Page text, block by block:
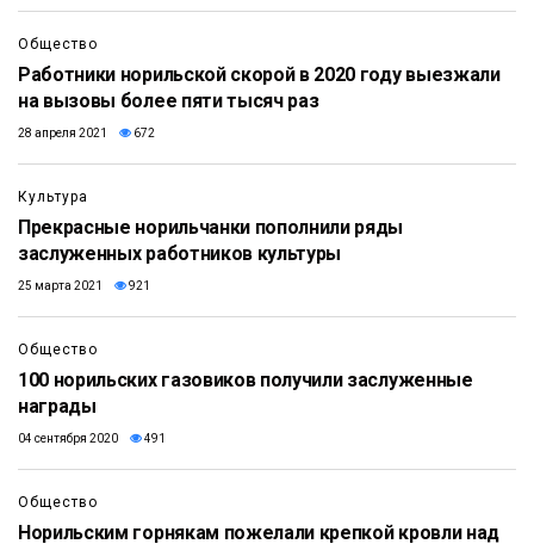
Общество
Работники норильской скорой в 2020 году выезжали
на вызовы более пяти тысяч раз
28 апреля 2021 672
Культура
Прекрасные норильчанки пополнили ряды
заслуженных работников культуры
25 марта 2021 921
Общество
100 норильских газовиков получили заслуженные
награды
04 сентября 2020 491
Общество
Норильским горнякам пожелали крепкой кровли над